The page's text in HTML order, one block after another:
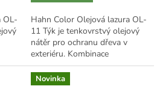
OL-
Hahn Color Olejová lazura OL-
11 Týk je tenkovrstvý olejový
nátěr pro ochranu dřeva v
exteriéru. Kombinace
alkydových pryskyřic a lněného
oleje proniká do struktury
dřeva,...
Novinka